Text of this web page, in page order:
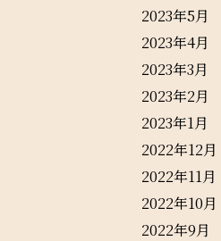
2023年5月
2023年4月
2023年3月
2023年2月
2023年1月
2022年12月
2022年11月
2022年10月
2022年9月